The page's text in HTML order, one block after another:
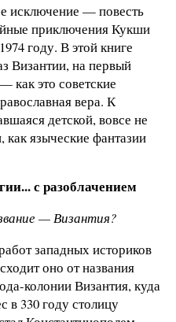
исключение — повесть
приключения Кукши
году. В этой книге
Византии, на первый
как это советские
вера. К
детской, вовсе не
как языческие фантазии
с разоблачением
— Византия?
западных историков
оно от названия
колонии Византия, куда
в 330 году столицу